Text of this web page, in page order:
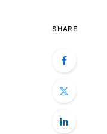
SHARE